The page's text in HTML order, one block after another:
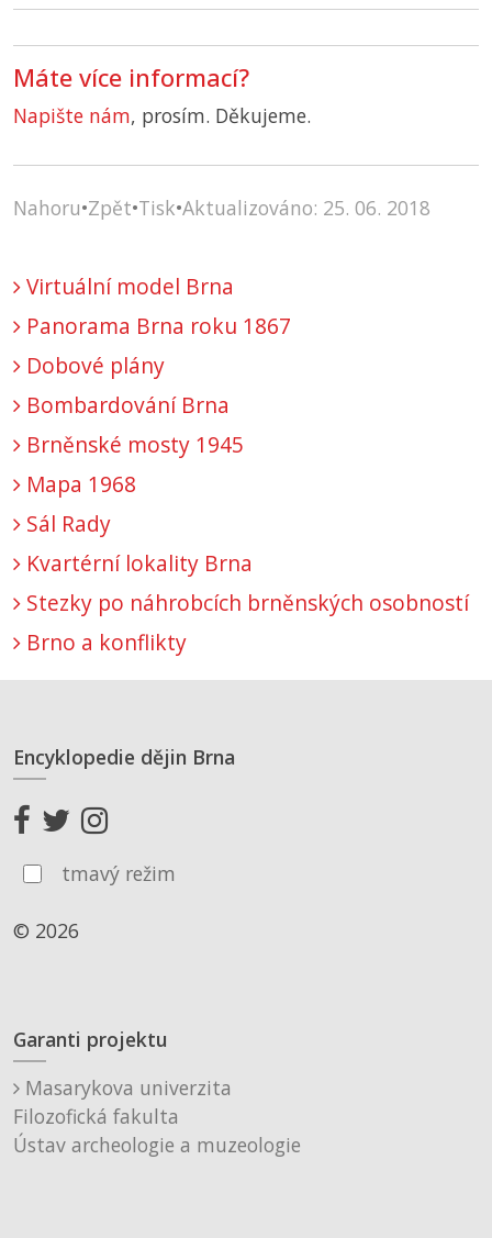
Máte více informací?
Napište nám, prosím. Děkujeme.
Nahoru•Zpět•Tisk•Aktualizováno: 25. 06. 2018
Virtuální model Brna
Panorama Brna roku 1867
Dobové plány
Bombardování Brna
Brněnské mosty 1945
Mapa 1968
Sál Rady
Kvartérní lokality Brna
Stezky po náhrobcích brněnských osobností
Brno a konflikty
Encyklopedie dějin Brna
tmavý režim
© 2026
Garanti projektu
Masarykova univerzita
Filozofická fakulta
Ústav archeologie a muzeologie